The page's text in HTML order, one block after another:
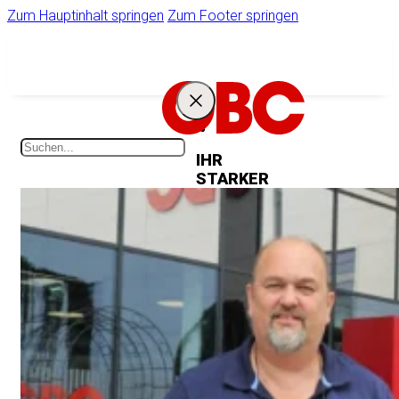
Zum Hauptinhalt springen Zum Footer springen
IHR
STARKER
PARTNER
Unternehmen
Ihr Zugang zum